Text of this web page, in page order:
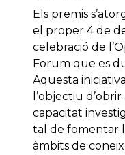
Els premis
el proper 4 de
celebració de
Forum que es
Aquesta
l’objectiu
capacitat
tal de fomentar
àmbits de